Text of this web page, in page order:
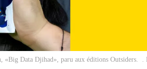
«Big Data Djihad», paru aux éditions Outsiders. .